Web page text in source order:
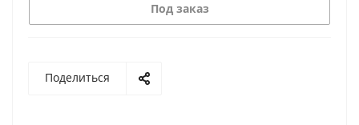
Под заказ
Поделиться